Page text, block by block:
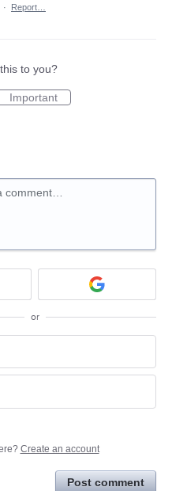
· Report…
to you?
Important
comment…
or
Create an account
Post comment